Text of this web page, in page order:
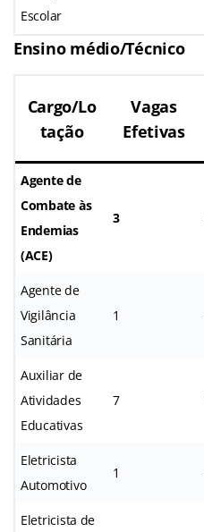
Escolar
Ensino médio/Técnico
Cargo/Lo
tação
Vagas
Efetivas
Agente de
Combate às
Endemias
(ACE)
3
Agente de
Vigilância
Sanitária
1
Auxiliar de
Atividades
Educativas
7
Eletricista
Automotivo
1
Eletricista de